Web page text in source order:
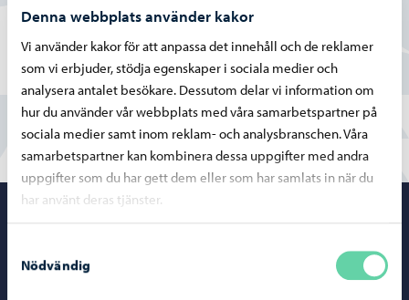
Denna webbplats använder kakor
Vi använder kakor för att anpassa det innehåll och de reklamer
som vi erbjuder, stödja egenskaper i sociala medier och
analysera antalet besökare. Dessutom delar vi information om
hur du använder vår webbplats med våra samarbetspartner på
sociala medier samt inom reklam- och analysbranschen. Våra
samarbetspartner kan kombinera dessa uppgifter med andra
uppgifter som du har gett dem eller som har samlats in när du
har använt deras tjänster.
Nödvändig
Nej
Porvoo –